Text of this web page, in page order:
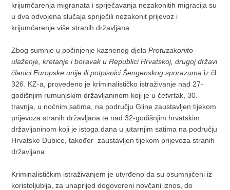
krijumčarenja migranata i sprječavanja nezakonitih migracija su
u dva odvojena slučaja spriječili nezakonit prijevoz i
krijumčarenje više stranih državljana.
Zbog sumnje u počinjenje kaznenog djelaProtuzakonito
ulaženje, kretanje i boravak u Republici Hrvatskoj, drugoj državi
članici Europske unije ili potpisnici Šengenskog sporazuma iz čl.
326. KZ-a, provedeno je kriminalističko istraživanje nad 27-
godišnjim rumunjskim državljaninom koji je u četvrtak, 30.
travnja, u noćnim satima, na području Gline zaustavljen tijekom
prijevoza stranih državljana te nad 32-godišnjim hrvatskim
državljaninom koji je istoga dana u jutarnjim satima na području
Hrvatske Dubice, također zaustavljen tijekom prijevoza stranih
državljana.
Kriminalističkim istraživanjem je utvrđeno da su osumnjičeni iz
koristoljublja, za unaprijed dogovoreni novčani iznos, do